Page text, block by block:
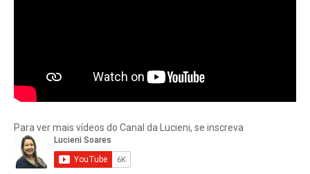
Para ver mais vídeos do Canal da Lucieni, se inscreva